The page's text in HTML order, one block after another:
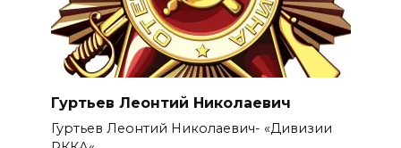
Гуртьев Леонтий Николаевич
Гуртьев Леонтий Николаевич- «Дивизии